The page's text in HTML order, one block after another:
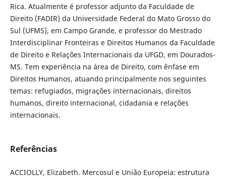
Rica. Atualmente é professor adjunto da Faculdade de
Direito (FADIR) da Universidade Federal do Mato Grosso do
Sul (UFMS), em Campo Grande, e professor do Mestrado
Interdisciplinar Fronteiras e Direitos Humanos da Faculdade
de Direito e Relações Internacionais da UFGD, em Dourados-
MS. Tem experiência na área de Direito, com ênfase em
Direitos Humanos, atuando principalmente nos seguintes
temas: refugiados, migrações internacionais, direitos
humanos, direito internacional, cidadania e relações
internacionais.
Referências
ACCIOLLY, Elizabeth. Mercosul e União Europeia: estrutura